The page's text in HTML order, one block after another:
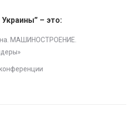
– это:
МАШИНОСТРОЕНИЕ.
»